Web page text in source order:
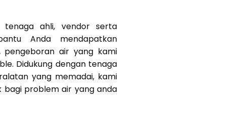
tenaga ahli, vendor serta
Anda mendapatkan
pengeboran air yang kami
Didukung dengan tenaga
yang memadai, kami
bagi problem air yang anda